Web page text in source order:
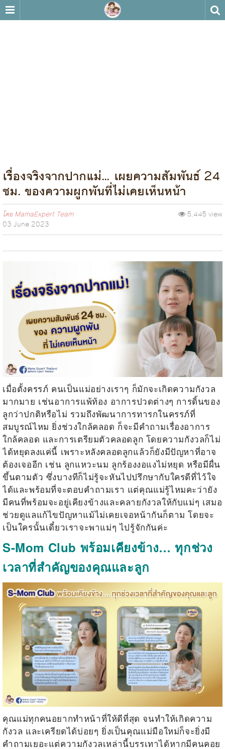
เรื่องจริงจากปากแม่… เผยความสัมพันธ์ 24
ชม. ของความผูกพันที่ไม่เคยเห็นหน้า
โดยMamaExpert Team
03 June 2023
5,445 view
เมื่อตั้งครรภ์ คนเป็นแม่อย่างเราๆ ก็มักจะเกิดความกังวล
มากมาย เช่นอาการแพ้ท้อง อาการปวดต่างๆ การดิ้นของ
ลูกว่าปกติหรือไม่ รวมถึงพัฒนาการทารกในครรภ์ที่
สมบูรณ์ไหม ยิ่งช่วงใกล้คลอด ก็จะมีคำถามเรื่องอาการ
ใกล้คลอด และการเตรียมตัวคลอดลูก โดยความกังวลก็ไม่
ได้หยุดลงแค่นี้ เพราะหลังคลอดลูกแล้วก็ยังมีปัญหาที่อาจ
ต้องเจออีก เช่น ลูกแหวะนม ลูกร้องงอแงไม่หยุด หรือมีผื่น
ขึ้นตามตัว ซึ่งบางทีก็ไม่รู้จะหันไปปรึกษากับใครดีที่ไว้ใจ
ได้และพร้อมที่จะตอบคำถามเรา แต่คุณแม่รู้ไหมคะว่ายัง
มีคนที่พร้อมจะอยู่เคียงข้างและคลายกังวลให้กับแม่ๆ เสมอ
ช่วยดูแลแก้ไขปัญหาแม้ไม่เคยเจอหน้ากันก็ตาม โดยจะ
เป็นใครนั้นเดี๋ยวเราจะพาแม่ๆ ไปรู้จักกันค่ะ
S-Mom Club พร้อมเคียงข้าง… ทุกช่วง
เวลาที่สำคัญของคุณและลูก
คุณแม่ทุกคนอยากทำหน้าที่ให้ดีที่สุด จนทำให้เกิดความ
กังวล และเครียดได้บ่อยๆ ยิ่งเป็นคุณแม่มือใหม่ก็จะยิ่งมี
คำถามเยอะแต่ความกังวลเหล่านี้บรรเทาได้หากมีคนคอย